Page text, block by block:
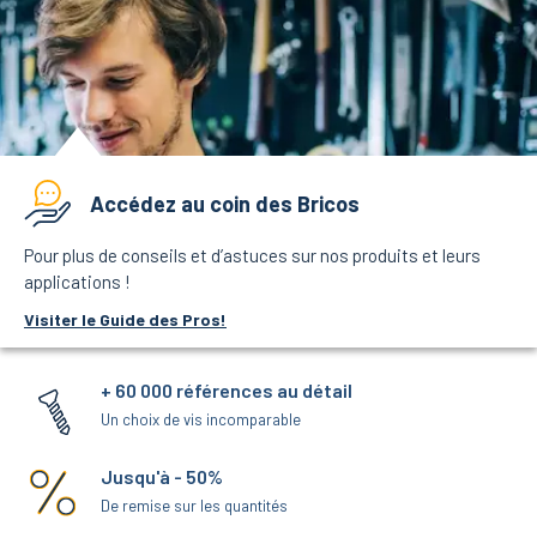
Accédez au coin des Bricos
Pour plus de conseils et d’astuces sur nos produits et leurs
applications !
Visiter le Guide des Pros!
+ 60 000 références au détail
Un choix de vis incomparable
Jusqu'à - 50%
De remise sur les quantités